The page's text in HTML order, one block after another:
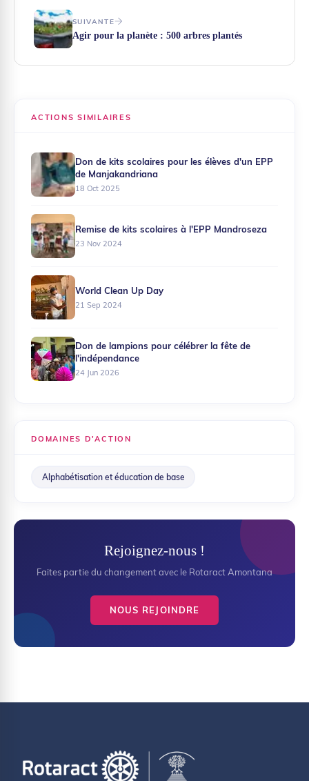
SUIVANTE
Agir pour la planète : 500 arbres plantés
ACTIONS SIMILAIRES
Don de kits scolaires pour les élèves d'un EPP
de Manjakandriana
18 Oct 2025
Remise de kits scolaires à l'EPP Mandroseza
23 Nov 2024
World Clean Up Day
21 Sep 2024
Don de lampions pour célébrer la fête de
l'indépendance
24 Jun 2026
DOMAINES D'ACTION
Alphabétisation et éducation de base
Rejoignez-nous !
Faites partie du changement avec le Rotaract Amontana
NOUS REJOINDRE